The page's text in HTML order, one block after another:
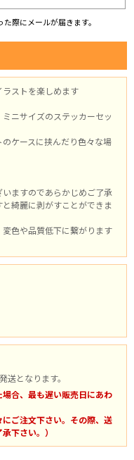
際にメールが届きます。
ストを楽しめます
ニサイズのステッカーセッ
ケースに挟んだり色々な場
ますのであらかじめご了承
綺麗に剥がすことができま
色や品質低下に繋がります
となります。
合、最も遅い販売日にあわ
にご注文下さい。その際、送
下さい。）